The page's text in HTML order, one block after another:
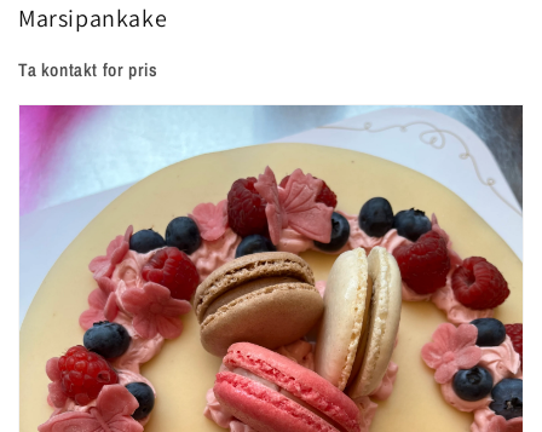
Marsipankake
Ta kontakt for pris